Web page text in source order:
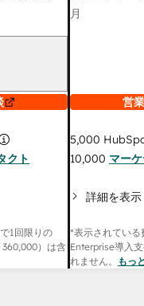
クト
1回限りの
360,000）は含
月
営
5,000
10,000 マー
詳細を表示
*表示されている
Enterprise導入
れません。
もっ